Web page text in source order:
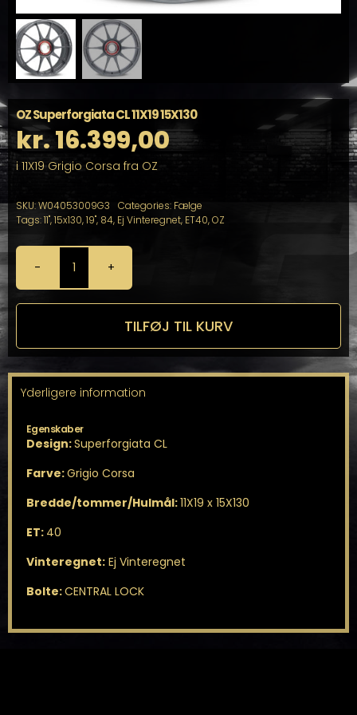
OZ Superforgiata CL 11X19 15X130
kr.16.399,00
i 11X19 Grigio Corsa fra OZ
SKU:W04053009G3 Categories: Fælge
Tags:11",15x130,19", 84, Ej Vinteregnet, ET40,OZ
OZ
Superforgiata
CL
antal
TILFØJ TIL KURV
Yderligere information
Egenskaber
Design:Superforgiata CL
Farve:Grigio Corsa
Bredde/tommer/Hulmål:11X19 x 15X130
ET: 40
Vinteregnet:Ej Vinteregnet
Bolte:CENTRAL LOCK